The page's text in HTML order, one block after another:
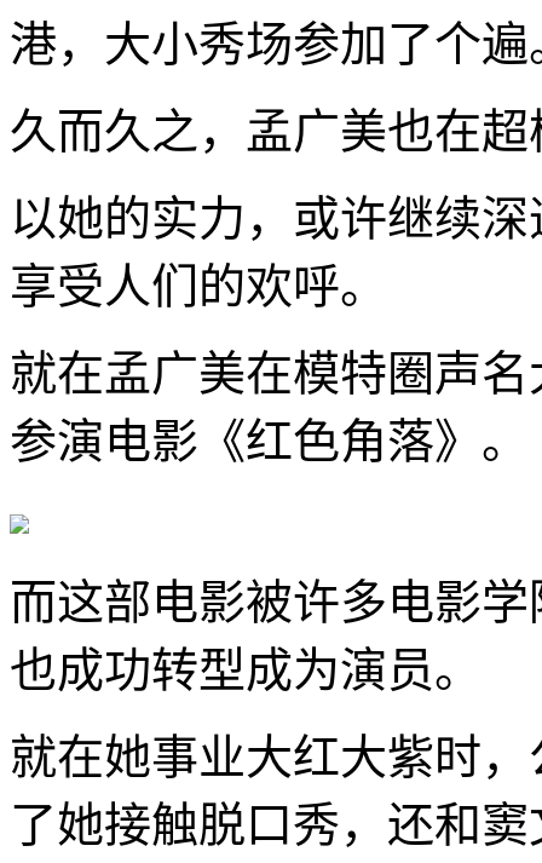
港，大小秀场参加了个遍
久而久之，孟广美也在
以她的实力，或许继续
享受人们的欢呼。
就在孟广美在模特圈声
参演电影《红色角落》。
而这部电影被许多电影
也成功转型成为演员。
就在她事业大红大紫时
了她接触脱口秀，还和